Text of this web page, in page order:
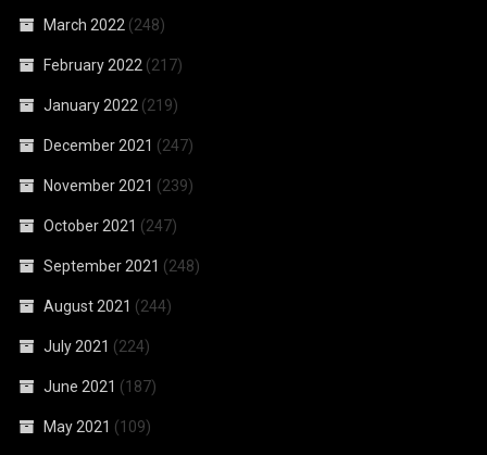
March 2022 (248)
February 2022 (217)
January 2022 (219)
December 2021 (247)
November 2021 (239)
October 2021 (247)
September 2021 (248)
August 2021 (244)
July 2021 (224)
June 2021 (187)
May 2021 (109)